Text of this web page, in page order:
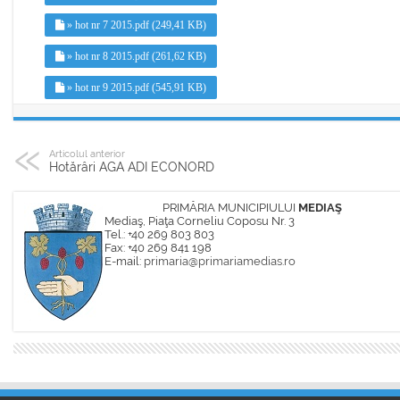
» hot nr 7 2015.pdf (249,41 KB)
» hot nr 8 2015.pdf (261,62 KB)
» hot nr 9 2015.pdf (545,91 KB)
Articolul anterior
Hotărâri AGA ADI ECONORD
PRIMĂRIA MUNICIPIULUI MEDIAŞ
Mediaş, Piaţa Corneliu Coposu Nr. 3
Tel.: +40 269 803 803
Fax: +40 269 841 198
E-mail: primaria@primariamedias.ro